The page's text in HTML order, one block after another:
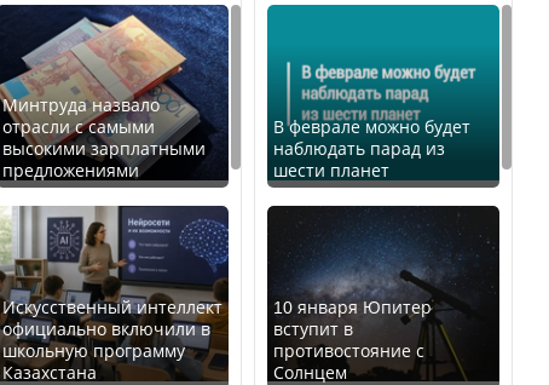
Минтруда назвало
отрасли с самыми
высокими зарплатными
предложениями
Искусственный интеллект
официально включили в
школьную программу
Казахстана
В феврале можно будет
наблюдать парад из
шести планет
10 января Юпитер
вступит в
противостояние с
Солнцем